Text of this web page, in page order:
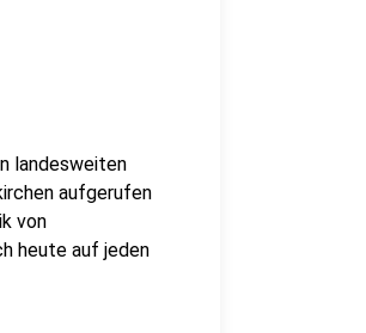
landesweiten
aufgerufen
von
heute auf jeden